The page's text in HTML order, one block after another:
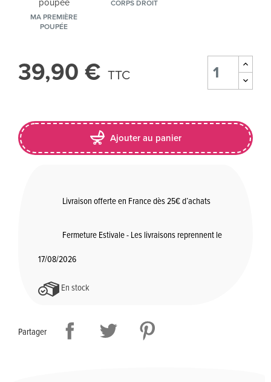
MA PREMIÈRE
POUPÉE
CORPS DROIT
39,90 € TTC
Ajouter au panier
Livraison offerte en France dès 25€ d’achats
Fermeture Estivale - Les livraisons reprennent le
17/08/2026
En stock
Partager